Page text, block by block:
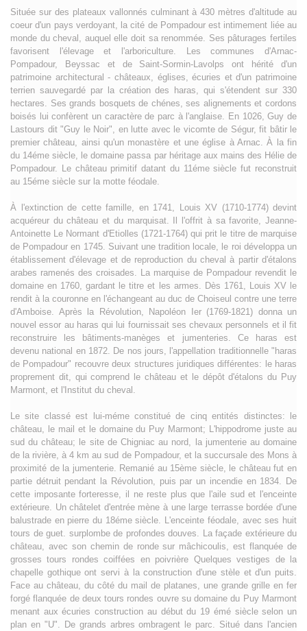
Située sur des plateaux vallonnés culminant à 430 mètres d'altitude au
coeur d'un pays verdoyant, la cité de Pompadour est intimement liée au
monde du cheval, auquel elle doit sa renommée. Ses pâturages fertiles
favorisent l'élevage et l'arboriculture. Les communes d'Arnac-
Pompadour, Beyssac et de Saint-Sormin-Lavolps ont hérité d'un
patrimoine architectural - châteaux, églises, écuries et d'un patrimoine
terrien sauvegardé par la création des haras, qui s'étendent sur 330
hectares. Ses grands bosquets de chénes, ses alignements et cordons
boisés lui confèrent un caractère de parc à l'anglaise. En 1026, Guy de
Lastours dit "Guy le Noir", en lutte avec le vicomte de Ségur, fit bâtir le
premier château, ainsi qu'un monastère et une église à Arnac. À la fin
du 14éme siècle, le domaine passa par héritage aux mains des Hélie de
Pompadour. Le château primitif datant du 11éme siècle fut reconstruit
au 15éme siècle sur la motte féodale.
À l'extinction de cette famille, en 1741, Louis XV (1710-1774) devint
acquéreur du château et du marquisat. Il l'offrit à sa favorite, Jeanne-
Antoinette Le Normant d'Etiolles (1721-1764) qui prit le titre de marquise
de Pompadour en 1745. Suivant une tradition locale, le roi développa un
établissement d'élevage et de reproduction du cheval à partir d'étalons
arabes ramenés des croisades. La marquise de Pompadour revendit le
domaine en 1760, gardant le titre et les armes. Dès 1761, Louis XV le
rendit à la couronne en l'échangeant au duc de Choiseul contre une terre
d'Amboise. Après la Révolution, Napoléon Ier (1769-1821) donna un
nouvel essor au haras qui lui fournissait ses chevaux personnels et il fit
reconstruire les bâtiments-manèges et jumenteries. Ce haras est
devenu national en 1872. De nos jours, l'appellation traditionnelle "haras
de Pompadour" recouvre deux structures juridiques différentes: le haras
proprement dit, qui comprend le château et le dépôt d'étalons du Puy
Marmont, et l'Institut du cheval.
Le site classé est lui-méme constitué de cinq entités distinctes: le
château, le mail et le domaine du Puy Marmont; L'hippodrome juste au
sud du château; le site de Chigniac au nord, la jumenterie au domaine
de la rivière, à 4 km au sud de Pompadour, et la succursale des Mons à
proximité de la jumenterie. Remanié au 15ème siècle, le château fut en
partie détruit pendant la Révolution, puis par un incendie en 1834. De
cette imposante forteresse, il ne reste plus que l'aile sud et l'enceinte
extérieure. Un châtelet d'entrée mène à une large terrasse bordée d'une
balustrade en pierre du 18éme siècle. L'enceinte féodale, avec ses huit
tours de guet. surplombe de profondes douves. La façade extérieure du
château, avec son chemin de ronde sur mâchicoulis, est flanquée de
grosses tours rondes coiffées en poivrière Quelques vestiges de la
chapelle gothique ont servi à la construction d'une stèle et d'un puits.
Face au château, du côté du mail de platanes, une grande grille en fer
forgé flanquée de deux tours rondes ouvre su domaine du Puy Marmont
menant aux écuries construction au début du 19 émé siècle selon un
plan en "U". De grands arbres ombragent le parc. Situé dans l'ancien